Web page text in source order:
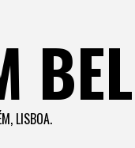
LISBOA.